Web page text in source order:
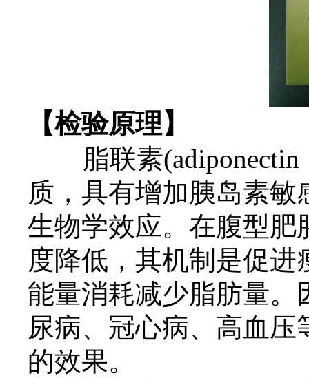
【检验原理】
脂联素(adiponectin
质，具有增加胰岛素
生物学效应。在腹型肥
度降低，其机制是促
能量消耗减少脂肪量。
尿病、冠心病、高血
的效果。